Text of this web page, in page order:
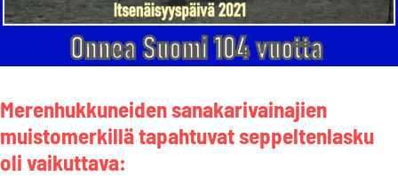
Merenhukkuneiden sanakarivainajien
muistomerkillä tapahtuvat seppeltenlasku
oli vaikuttava: